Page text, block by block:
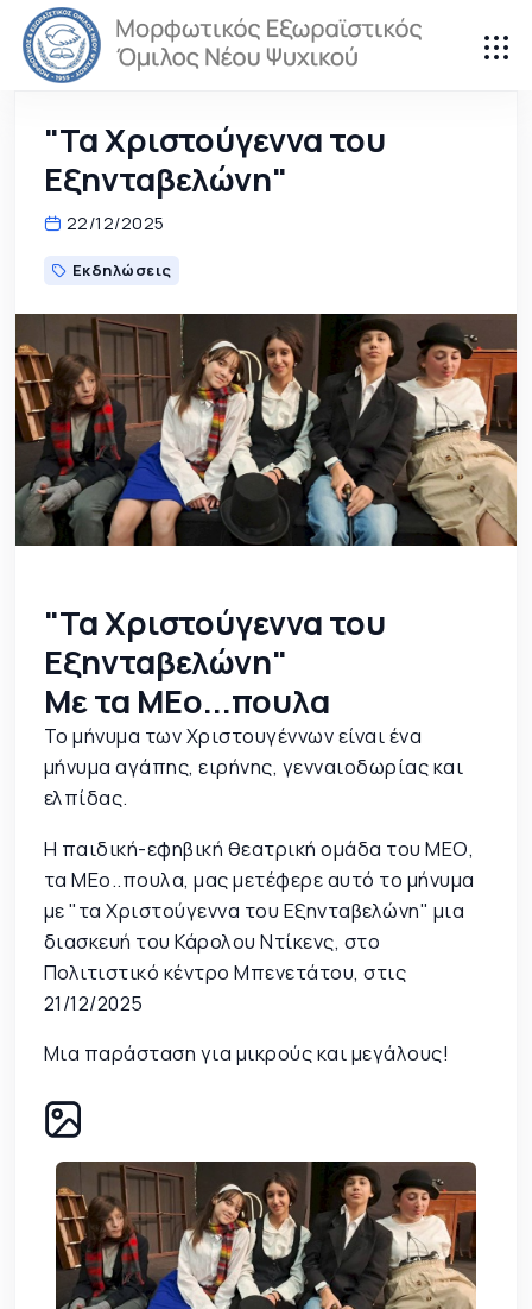
"Τα Χριστούγεννα του
Εξηνταβελώνη"
22/12/2025
Εκδηλώσεις
"Τα Χριστούγεννα του
Εξηνταβελώνη"
Με τα ΜΕο...πουλα
Το μήνυμα των Χριστουγέννων είναι ένα
μήνυμα αγάπης, ειρήνης, γενναιοδωρίας και
ελπίδας.
Η παιδική-εφηβική θεατρική ομάδα του ΜΕΟ,
τα ΜΕο..πουλα, μας μετέφερε αυτό το μήνυμα
με "τα Χριστούγεννα του Εξηνταβελώνη" μια
διασκευή του Κάρολου Ντίκενς, στο
Πολιτιστικό κέντρο Μπενετάτου, στις
21/12/2025
Μια παράσταση για μικρούς και μεγάλους!